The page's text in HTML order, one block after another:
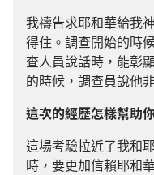
我禱告求耶和華給我
得住。調查開始的時
查人員說話時，能彰
的時候，調查員說他
這次的經歷怎樣幫助
這場考驗拉近了我和
時，要更加信賴耶和